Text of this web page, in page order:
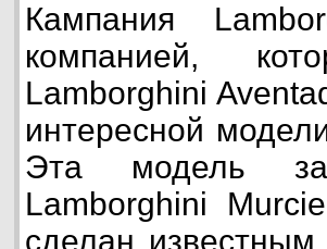
Кампания
компанией,
Lamborghini
интересной
Эта модель
Lamborghini
сделан